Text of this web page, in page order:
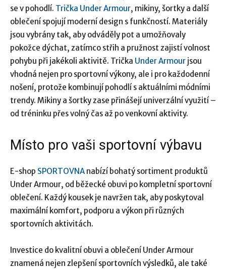
se v pohodlí. Trička Under Armour, mikiny, šortky a další
oblečení spojují moderní design s funkčností. Materiály
jsou vybrány tak, aby odváděly pot a umožňovaly
pokožce dýchat, zatímco střih a pružnost zajistí volnost
pohybu při jakékoli aktivitě. Trička Under Armour jsou
vhodná nejen pro sportovní výkony, ale i pro každodenní
nošení, protože kombinují pohodlí s aktuálními módními
trendy. Mikiny a šortky zase přinášejí univerzální využití –
od tréninku přes volný čas až po venkovní aktivity.
Místo pro vaši sportovní výbavu
E-shop SPORTOVNA nabízí bohatý sortiment produktů
Under Armour, od běžecké obuvi po kompletní sportovní
oblečení. Každý kousek je navržen tak, aby poskytoval
maximální komfort, podporu a výkon při různých
sportovních aktivitách.
Investice do kvalitní obuvi a oblečení Under Armour
znamená nejen zlepšení sportovních výsledků, ale také